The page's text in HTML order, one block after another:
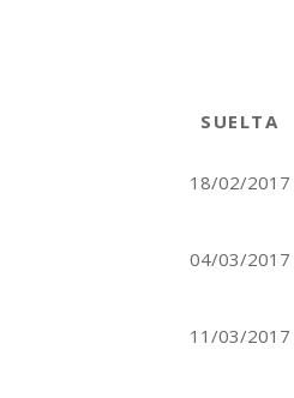
SUELTA
18/02/2017
04/03/2017
11/03/2017